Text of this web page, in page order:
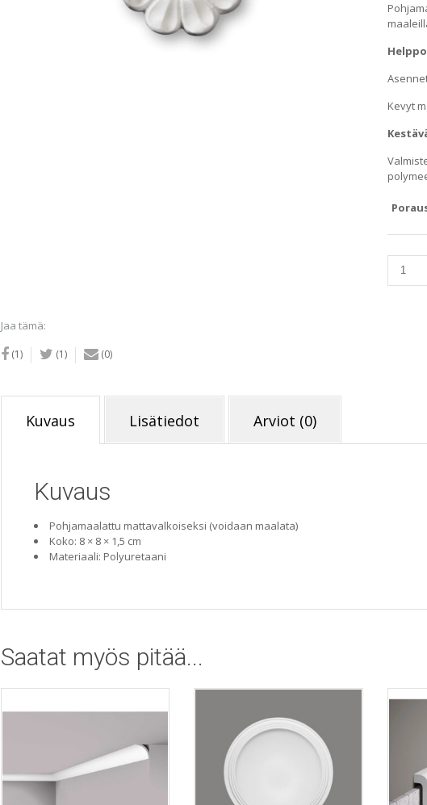
Kevyt
R17
Jaa tämä:
(1) (1) (0)
Kuvaus Lisätiedot Arviot (0)
Kuvaus
Pohjamaalattu mattavalkoiseksi (voidaan maalata)
Koko: 8 × 8 × 1,5 cm
Materiaali: Polyuretaani
Saatat myös pitää...